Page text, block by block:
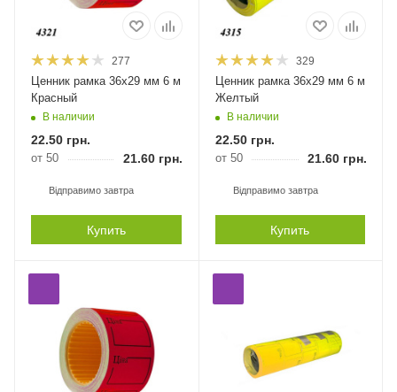
277
Ценник рамка 36х29 мм 6 м
Красный
В наличии
22.50 грн.
от 50 21.60 грн.
Відправимо завтра
Купить
329
Ценник рамка 36х29 мм 6 м
Желтый
В наличии
22.50грн.
от 50 21.60грн.
Відправимо завтра
Купить